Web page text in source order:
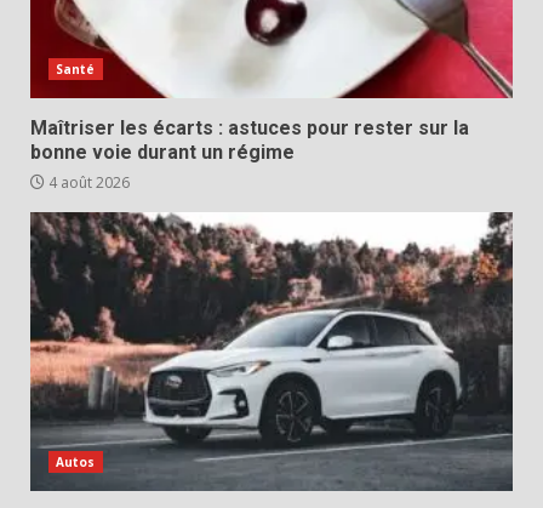
Santé
Maîtriser les écarts : astuces pour rester sur la
bonne voie durant un régime
4 août 2026
Autos